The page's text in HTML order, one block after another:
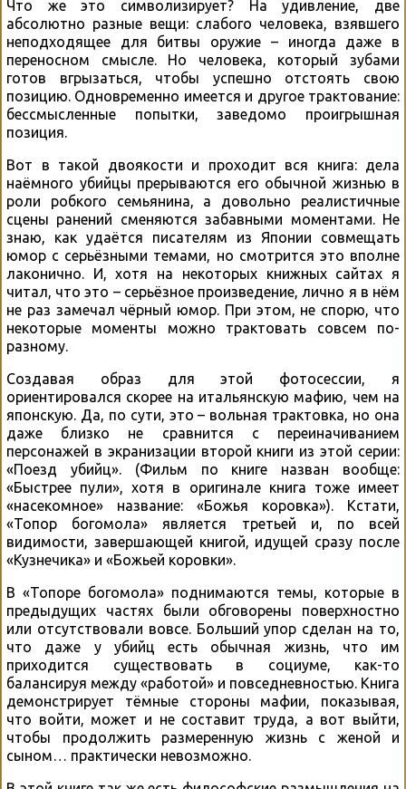
Что же это символизирует? На удивление, две
абсолютно разные вещи: слабого человека, взявшего
неподходящее для битвы оружие – иногда даже в
переносном смысле. Но человека, который зубами
готов вгрызаться, чтобы успешно отстоять свою
позицию. Одновременно имеется и другое трактование:
бессмысленные попытки, заведомо проигрышная
позиция.
Вот в такой двоякости и проходит вся книга: дела
наёмного убийцы прерываются его обычной жизнью в
роли робкого семьянина, а довольно реалистичные
сцены ранений сменяются забавными моментами. Не
знаю, как удаётся писателям из Японии совмещать
юмор с серьёзными темами, но смотрится это вполне
лаконично. И, хотя на некоторых книжных сайтах я
читал, что это – серьёзное произведение, лично я в нём
не раз замечал чёрный юмор. При этом, не спорю, что
некоторые моменты можно трактовать совсем по-
разному.
Создавая образ для этой фотосессии, я
ориентировался скорее на итальянскую мафию, чем на
японскую. Да, по сути, это – вольная трактовка, но она
даже близко не сравнится с переиначиванием
персонажей в экранизации второй книги из этой серии:
«Поезд убийц». (Фильм по книге назван вообще:
«Быстрее пули», хотя в оригинале книга тоже имеет
«насекомное» название: «Божья коровка»). Кстати,
«Топор богомола» является третьей и, по всей
видимости, завершающей книгой, идущей сразу после
«Кузнечика» и «Божьей коровки».
В «Топоре богомола» поднимаются темы, которые в
предыдущих частях были обговорены поверхностно
или отсутствовали вовсе. Больший упор сделан на то,
что даже у убийц есть обычная жизнь, что им
приходится существовать в социуме, как-то
балансируя между «работой» и повседневностью. Книга
демонстрирует тёмные стороны мафии, показывая,
что войти, может и не составит труда, а вот выйти,
чтобы продолжить размеренную жизнь с женой и
сыном… практически невозможно.